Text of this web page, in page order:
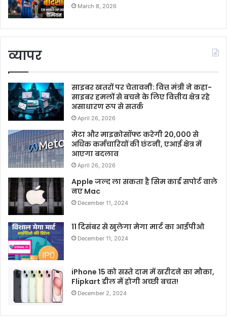
March 8, 2026
व्यापर
साइबर खतरों पर चेतावनी: वित्त मंत्री ने कहा-
साइबर हमलों से बचने के लिए वित्तीय क्षेत्र रहे
असाधारण रूप से सतर्क
April 26, 2026
मेटा और माइक्रोसॉफ्ट करेगी 20,000 से
अधिक कर्मचारियों की छंटनी, एआई क्षेत्र में
आएगा बदलाव
April 26, 2026
Apple जल्द ला सकता है सिम कार्ड सपोर्ट वाले
नए Mac
December 11, 2024
11 दिसंबर से खुलेगा मेगा मार्ट का आईपीओ
December 11, 2024
iPhone 15 को सस्ते दाम में खरीदने का मौका,
Flipkart डील में होगी अच्छी बचत!
December 2, 2024